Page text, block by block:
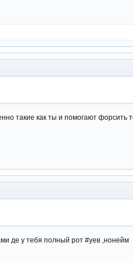
такие как ты и помогают форсить
де у тебя полный рот #уев ,нонейм